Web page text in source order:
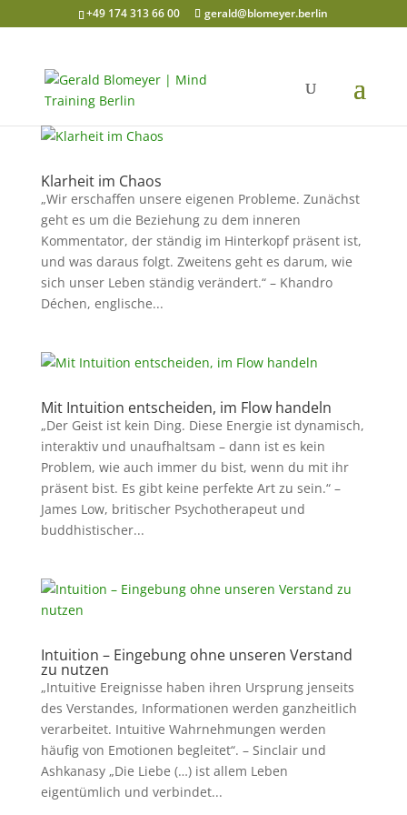
+49 174 313 66 00 gerald@blomeyer.berlin
Klarheit im Chaos
„Wir erschaffen unsere eigenen Probleme. Zunächst
geht es um die Beziehung zu dem inneren
Kommentator, der ständig im Hinterkopf präsent ist,
und was daraus folgt. Zweitens geht es darum, wie
sich unser Leben ständig verändert.“ – Khandro
Déchen, englische...
Mit Intuition entscheiden, im Flow handeln
„Der Geist ist kein Ding. Diese Energie ist dynamisch,
interaktiv und unaufhaltsam – dann ist es kein
Problem, wie auch immer du bist, wenn du mit ihr
präsent bist. Es gibt keine perfekte Art zu sein.“ –
James Low, britischer Psychotherapeut und
buddhistischer...
Intuition – Eingebung ohne unseren Verstand
zu nutzen
„Intuitive Ereignisse haben ihren Ursprung jenseits
des Verstandes, Informationen werden ganzheitlich
verarbeitet. Intuitive Wahrnehmungen werden
häufig von Emotionen begleitet“. – Sinclair und
Ashkanasy „Die Liebe (…) ist allem Leben
eigentümlich und verbindet...